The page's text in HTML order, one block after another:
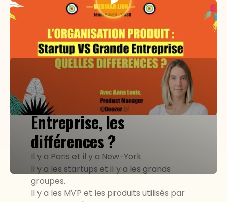
L'organisation Produit :
Startup vs. Grande
Entreprise, les
différences ?
Il y a Paris et il y a New-York.
Il y a les startups et il y a les grands
groupes.
Il y a les MVP et les produits utilisés par